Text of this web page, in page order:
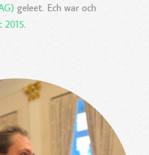
geleet. Ech war och
2015.